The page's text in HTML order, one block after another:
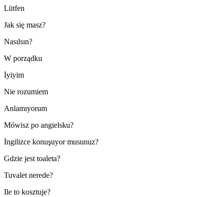
Lütfen
Jak się masz?
Nasılsın?
W porządku
İyiyim
Nie rozumiem
Anlamıyorum
Mówisz po angielsku?
İngilizce konuşuyor musunuz?
Gdzie jest toaleta?
Tuvalet nerede?
Ile to kosztuje?